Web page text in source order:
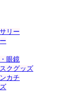
リー
眼鏡
クグッズ
カチ